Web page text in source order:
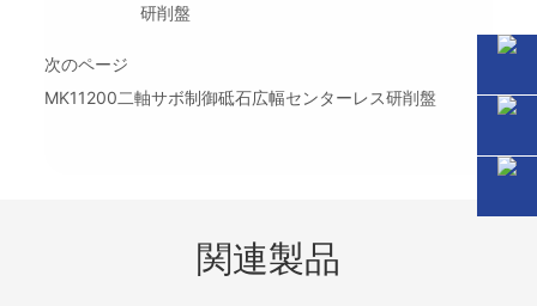
研削盤
次のページ
MK11200二軸サボ制御砥石広幅センターレス研削盤
関連製品